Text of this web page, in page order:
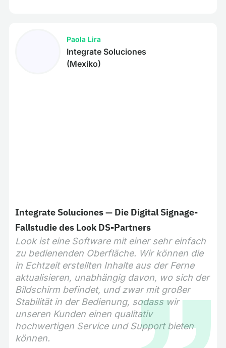
Paola Lira
Integrate Soluciones
(Mexiko)
Integrate Soluciones — Die Digital Signage-
Fallstudie des Look DS-Partners
Look ist eine Software mit einer sehr einfach
zu bedienenden Oberfläche. Wir können die
in Echtzeit erstellten Inhalte aus der Ferne
aktualisieren, unabhängig davon, wo sich der
Bildschirm befindet, und zwar mit großer
Stabilität in der Bedienung, sodass wir
unseren Kunden einen qualitativ
hochwertigen Service und Support bieten
können.